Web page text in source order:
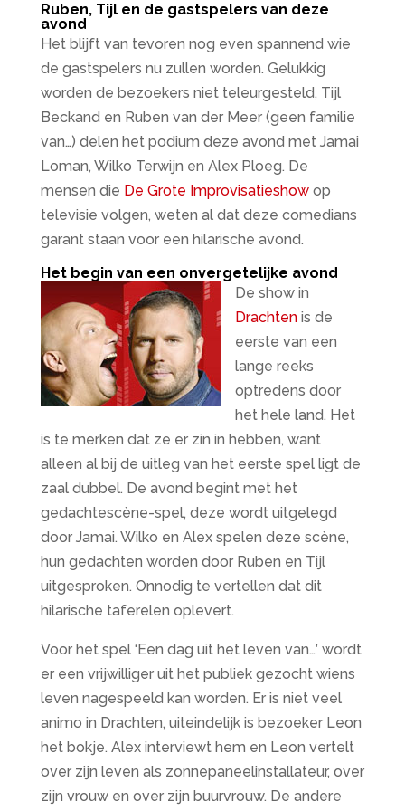
Ruben, Tijl en de gastspelers van deze
avond
Het blijft van tevoren nog even spannend wie
de gastspelers nu zullen worden. Gelukkig
worden de bezoekers niet teleurgesteld, Tijl
Beckand en Ruben van der Meer (geen familie
van…) delen het podium deze avond met Jamai
Loman, Wilko Terwijn en Alex Ploeg. De
mensen die De Grote Improvisatieshowop
televisie volgen, weten al dat deze comedians
garant staan voor een hilarische avond.
Het begin van een onvergetelijke avond
De show in
Drachtenis de
eerste van een
lange reeks
optredens door
het hele land. Het
is te merken dat ze er zin in hebben, want
alleen al bij de uitleg van het eerste spel ligt de
zaal dubbel. De avond begint met het
gedachtescène-spel, deze wordt uitgelegd
door Jamai. Wilko en Alex spelen deze scène,
hun gedachten worden door Ruben en Tijl
uitgesproken. Onnodig te vertellen dat dit
hilarische taferelen oplevert.
Voor het spel ‘Een dag uit het leven van…’ wordt
er een vrijwilliger uit het publiek gezocht wiens
leven nagespeeld kan worden. Er is niet veel
animo in Drachten, uiteindelijk is bezoeker Leon
het bokje. Alex interviewt hem en Leon vertelt
over zijn leven als zonnepaneelinstallateur, over
zijn vrouw en over zijn buurvrouw. De andere